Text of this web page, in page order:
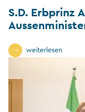
S.D. Erbprinz
weiterlesen